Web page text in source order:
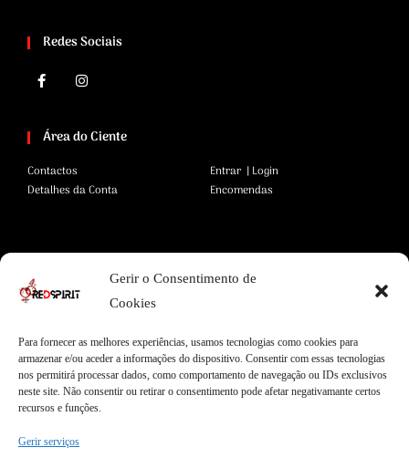
Gerir o Consentimento de
Cookies
Para fornecer as melhores experiências, usamos tecnologias como cookies para
armazenar e/ou aceder a informações do dispositivo. Consentir com essas tecnologias
nos permitirá processar dados, como comportamento de navegação ou IDs exclusivos
neste site. Não consentir ou retirar o consentimento pode afetar negativamante certos
recursos e funções.
Gerir serviços
Redes Sociais
Área do Ciente
Contactos
Detalhes da Conta
Entrar | Login
Encomendas
Termos e Condições
Cookies
Livro de Reclamações
Garantias
Entregas Express